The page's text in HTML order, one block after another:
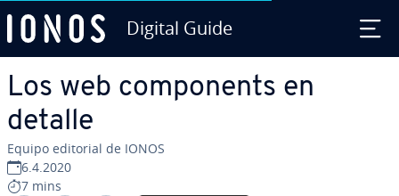
Digital Guide
Los web co­m­po­ne­nts en
detalle
Equipo editorial de IONOS
6.4.2020
7 mins